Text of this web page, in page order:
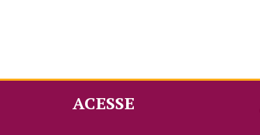
ACESSE